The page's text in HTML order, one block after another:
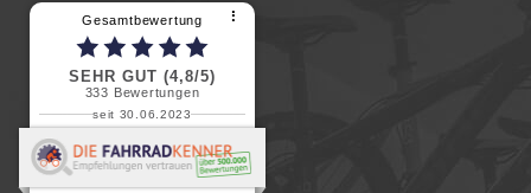
Gesamtbewertung ⠇
SEHR GUT (4,8/5)
333 Bewertungen
seit 30.06.2023
Renate H.
Vielen Dank für ein herzliches